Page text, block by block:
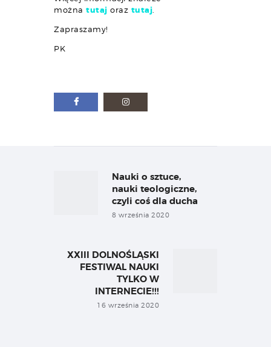
można tutaj oraz tutaj
Zapraszamy!
PK
Previous
post:
Nauki o sztuce,
nauki teologiczne,
czyli coś dla ducha
8 września 2020
XXIII DOLNOŚLĄSKI
FESTIWAL NAUKI
TYLKO W
INTERNECIE!!!
16 września 2020